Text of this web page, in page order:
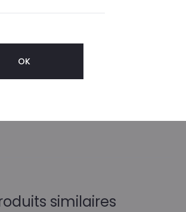
carrière de créatrice de mode à Paris.
fait connaître entre autres grâce au
de la maison. La marque se veut
similaires